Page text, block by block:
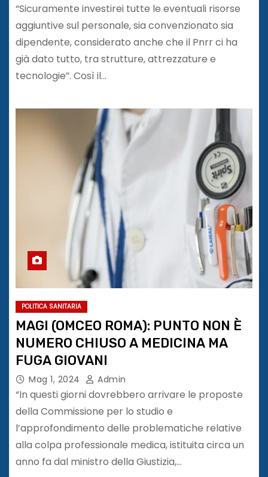
“Sicuramente investirei tutte le eventuali risorse
aggiuntive sul personale, sia convenzionato sia
dipendente, considerato anche che il Pnrr ci ha
già dato tutto, tra strutture, attrezzature e
tecnologie”. Così il…
POLITICA SANITARIA
MAGI (OMCEO ROMA): PUNTO NON È
NUMERO CHIUSO A MEDICINA MA
FUGA GIOVANI
Mag 1, 2024 Admin
“In questi giorni dovrebbero arrivare le proposte
della Commissione per lo studio e
l’approfondimento delle problematiche relative
alla colpa professionale medica, istituita circa un
anno fa dal ministro della Giustizia,…